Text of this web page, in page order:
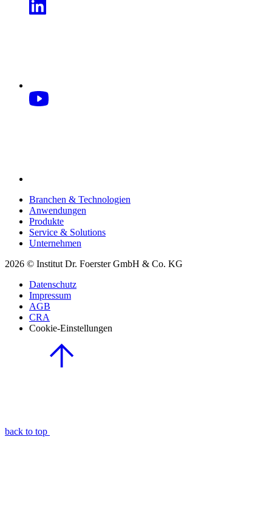
Branchen & Technologien
Anwendungen
Produkte
Service & Solutions
Unternehmen
2026 © Institut Dr. Foerster GmbH & Co. KG
Datenschutz
Impressum
AGB
CRA
Cookie-Einstellungen
back to top